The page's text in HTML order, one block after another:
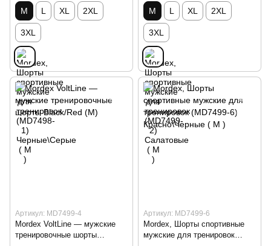
M L XL 2XL
3XL
M L XL 2XL
3XL
Артикул: MD7499-4
Mordex VoltLine — мужские
тренировочные шорты
Артикул: MD7499-6
Mordex, Шорты спортивные
мужские для тренировок